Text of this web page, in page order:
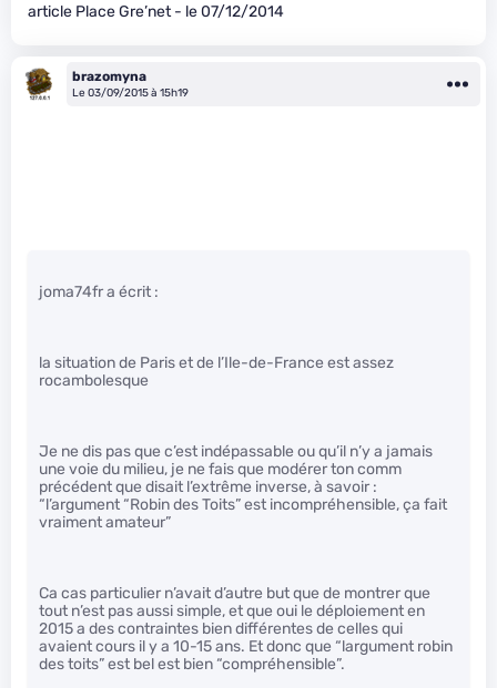
article Place Gre’net - le 07/12/2014
brazomyna
Le 03/09/2015 à 15h19
joma74fr a écrit :
la situation de Paris et de l’Ile-de-France est assez
rocambolesque
Je ne dis pas que c’est indépassable ou qu’il n’y a jamais
une voie du milieu, je ne fais que modérer ton comm
précédent que disait l’extrême inverse, à savoir :
“l’argument “Robin des Toits” est incompréhensible, ça fait
vraiment amateur”
Ca cas particulier n’avait d’autre but que de montrer que
tout n’est pas aussi simple, et que oui le déploiement en
2015 a des contraintes bien différentes de celles qui
avaient cours il y a 10-15 ans. Et donc que “largument robin
des toits” est bel est bien “compréhensible”.